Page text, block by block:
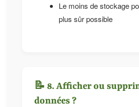
Le moins de stockage
plus sûr possible
📝 8. Afficher ou
données ?